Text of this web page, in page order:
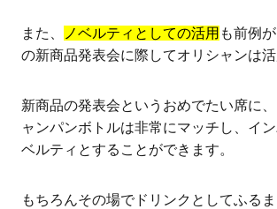
また、 ノベルティとしての活用 も前例
の新商品発表会に際してオリシャンは活
新商品の発表会というおめでたい席に
ャンパンボトルは非常にマッチし、イ
ベルティとすることができます。
もちろんその場でドリンクとしてふる